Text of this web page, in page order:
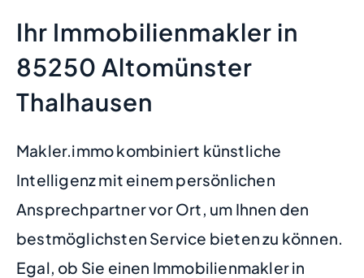
Ihr Immobilienmakler in
85250 Altomünster
Thalhausen
Makler.immo kombiniert künstliche
Intelligenz mit einem persönlichen
Ansprechpartner vor Ort, um Ihnen den
bestmöglichsten Service bieten zu können.
Egal, ob Sie einen Immobilienmakler in